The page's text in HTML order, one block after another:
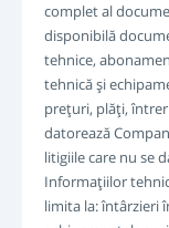
complet al
disponibilă
tehnice,
tehnică şi
preţuri, plăţi,
datorează
litigiile care nu se
Informaţiilor
limita la: întârzieri